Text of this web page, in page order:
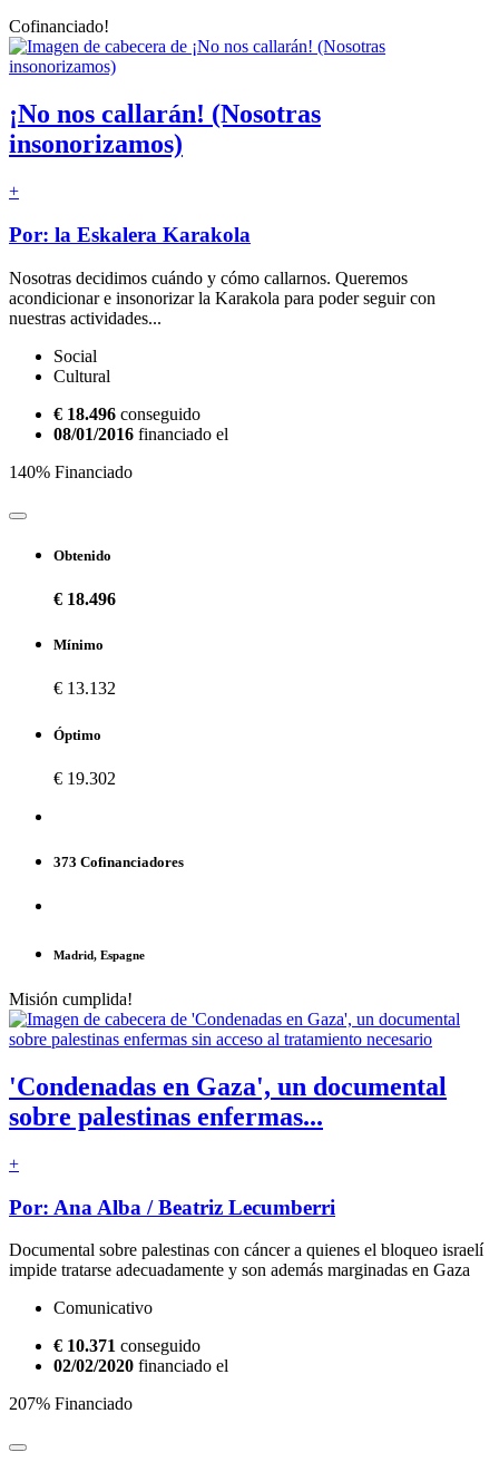
Cofinanciado!
¡No nos callarán! (Nosotras
insonorizamos)
+
Por: la Eskalera Karakola
Nosotras decidimos cuándo y cómo callarnos. Queremos
acondicionar e insonorizar la Karakola para poder seguir con
nuestras actividades...
Social
Cultural
€ 18.496 conseguido
08/01/2016 financiado el
140% Financiado
Obtenido
€ 18.496
Mínimo
€ 13.132
Óptimo
€ 19.302
373 Cofinanciadores
Madrid, Espagne
Misión cumplida!
'Condenadas en Gaza', un documental
sobre palestinas enfermas...
+
Por: Ana Alba / Beatriz Lecumberri
Documental sobre palestinas con cáncer a quienes el bloqueo israelí
impide tratarse adecuadamente y son además marginadas en Gaza
Comunicativo
€ 10.371 conseguido
02/02/2020 financiado el
207% Financiado